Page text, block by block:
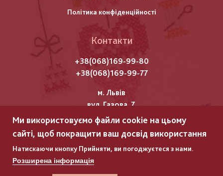
Політика конфіденційності
Контакти
+38(068)169-99-80
+38(068)169-99-77
м. Львів
вул. Газова, 7
Всі права захищені "Мережка"
Copyright © 2025
Ми використовуємо файли cookie на цьому
сайті, щоб покращити ваш досвід використання
Натискаючи кнопку Прийняти, ви погоджуєтеся з нами.
Розширена інформація